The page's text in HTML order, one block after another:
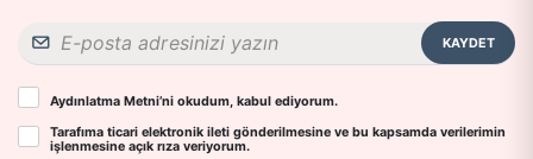
KAYDET
Aydınlatma Metni’ni okudum, kabul ediyorum.
Tarafıma ticari elektronik ileti gönderilmesine ve bu kapsamda verilerimin
işlenmesine açık rıza veriyorum.